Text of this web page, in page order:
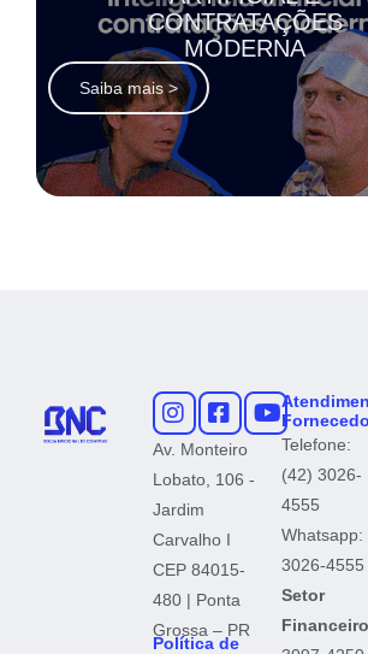
CONTRATAÇÕES
MODERNA
Saiba mais >
Av. Monteiro
Lobato, 106 -
Jardim
Carvalho I
CEP 84015-
480 | Ponta
Grossa – PR
Política de
Telefone:
(42) 3026-
4555
Whatsapp:
3026-4555
Setor